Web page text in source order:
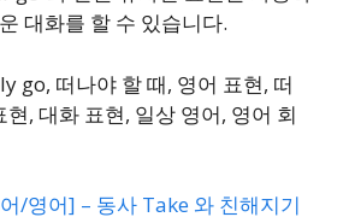
대화를 할 수 있습니다.
go, 떠나야 할 때, 영어 표현, 떠
현, 대화 표현, 일상 영어, 영어 회
/영어] – 동사 Take 와 친해지기